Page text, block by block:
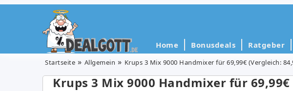
Home Bonusdeals Ratgeber
Startseite Allgemein Krups 3 Mix 9000 Handmixer für 69,99€ (Vergleich:
Krups 3 Mix 9000 Handmixer für